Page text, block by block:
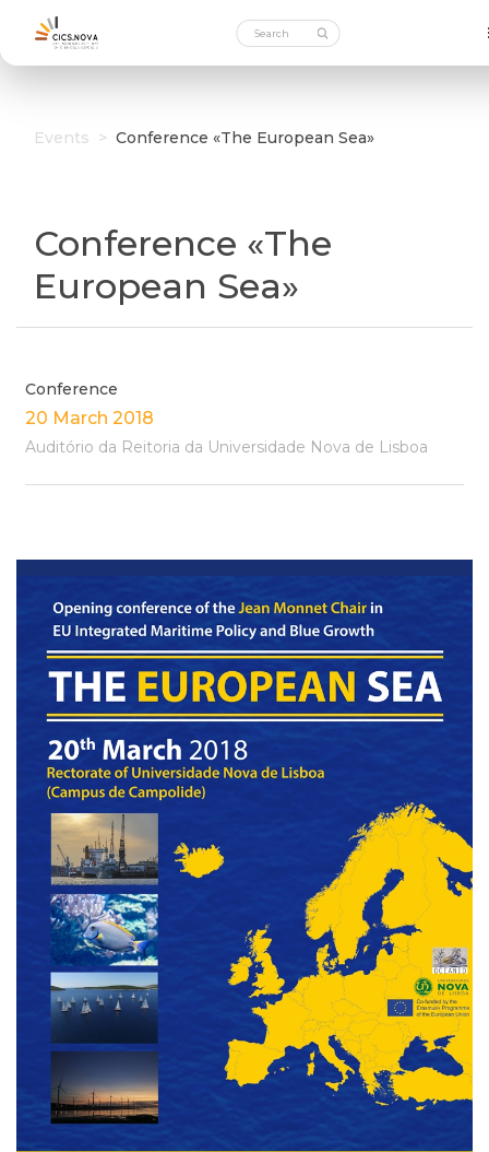
Events > Conference «The European Sea»
Conference «The
European Sea»
Conference
20 March 2018
Auditório da Reitoria da Universidade Nova de Lisboa